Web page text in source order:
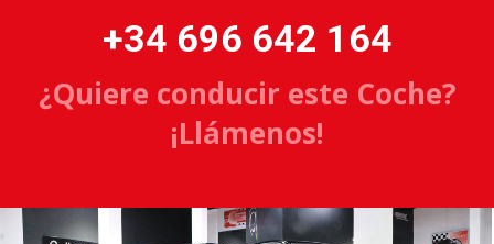
+34 696 642 164
¿Quiere conducir este Coche?
¡Llámenos!